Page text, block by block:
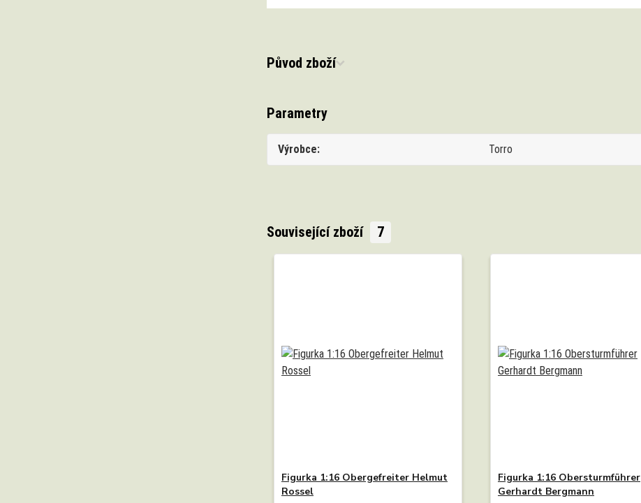
Původ zboží
Parametry
Výrobce Torro
Související zboží 7
Figurka 1:16 Obergefreiter Helmut
Rossel
Figurka 1:16 Obersturmführer
Gerhardt Bergmann